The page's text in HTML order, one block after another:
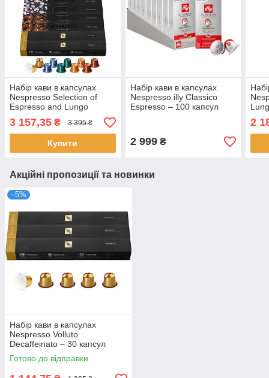
Набір кави в капсулах
Nespresso Selection of
Espresso and Lungo
3 157,35 ₴ 3 395 ₴
Купити
Набір кави в капсулах
Nespresso illy Classico
Espresso – 100 капсул
2 999₴
2
Акційні пропозиції та новинки
–5%
Набір кави в капсулах
Nespresso Volluto
Decaffeinato – 30 капсул
Готово до відправки